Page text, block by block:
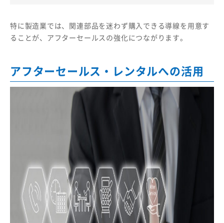
特に製造業では、関連部品を迷わず購入できる導線を用意す
ることが、アフターセールスの強化につながります。
アフターセールス・レンタルへの活用